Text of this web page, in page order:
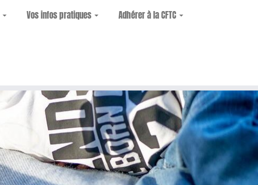
Vos infos pratiques
Adhérer à la CFTC